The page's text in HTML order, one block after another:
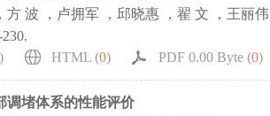
方 波 ，卢拥军 ，邱晓惠 ，翟 文 ，王丽伟
) HTML (0) PDF 0.00 Byte (0)
调堵体系的性能评价